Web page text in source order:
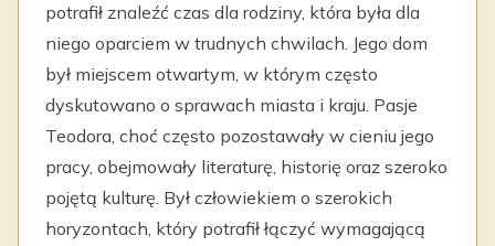
potrafił znaleźć czas dla rodziny, która była dla
niego oparciem w trudnych chwilach. Jego dom
był miejscem otwartym, w którym często
dyskutowano o sprawach miasta i kraju. Pasje
Teodora, choć często pozostawały w cieniu jego
pracy, obejmowały literaturę, historię oraz szeroko
pojętą kulturę. Był człowiekiem o szerokich
horyzontach, który potrafił łączyć wymagającą